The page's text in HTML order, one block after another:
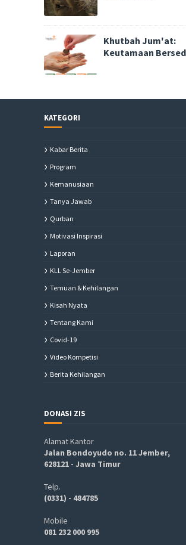
Khutbah Jum'at:
Keutamaan
KATEGORI
Kabar Berita
Program
Kemanusiaan
Tanya Jawab
Qurban
Motivasi Inspirasi
Laporan
KLL Se-Jember
Temuan & Kehilangan
Kisah Nyata
Tentang Kami
Covid-19
Video Kompetisi
Berita Kehilangan
DONASI ZIS
Alamat Kantor
Jalan Bondoyudo no. 11 Jember,
628121 - Jawa Timur
Telp.
(0331) - 484785
Mobile
081 232 000 995